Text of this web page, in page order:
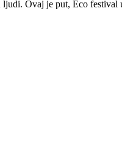
Ovaj je put, Eco